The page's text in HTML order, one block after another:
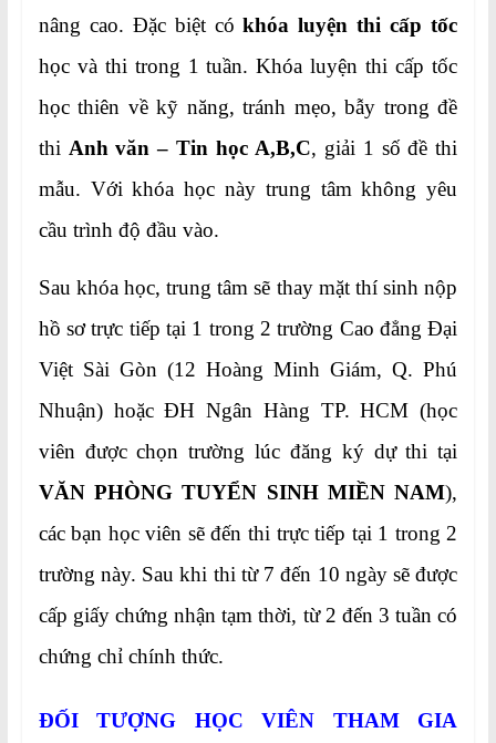
nâng cao. Đặc biệt cókhóa luyện thi cấp tốc
học và thi trong 1 tuần. Khóa luyện thi cấp tốc
học thiên về kỹ năng, tránh mẹo, bẫy trong đề
thi Anh văn – Tin học A,B,C, giải 1 số đề thi
mẫu. Với khóa học này trung tâm không yêu
cầu trình độ đầu vào.
Sau khóa học, trung tâm sẽ thay mặt thí sinh nộp
hồ sơ trực tiếp tại 1 trong 2 trường Cao đẳng Đại
Việt Sài Gòn (12 Hoàng Minh Giám, Q. Phú
Nhuận) hoặc ĐH Ngân Hàng TP. HCM (học
viên được chọn trường lúc đăng ký dự thi tại
VĂN PHÒNG TUYỂN SINH MIỀN NAM),
các bạn học viên sẽ đến thi trực tiếp tại 1 trong 2
trường này. Sau khi thi từ 7 đến 10 ngày sẽ được
cấp giấy chứng nhận tạm thời, từ 2 đến 3 tuần có
chứng chỉ chính thức.
ĐỐI TƯỢNG HỌC VIÊN THAM GIA